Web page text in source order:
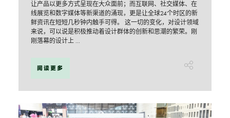
让产品以更多方式呈现在大众面前；而互联网、社交媒体、在
线展览和数字媒体等新渠道的涌现，更是让全球24个时区的新
鲜资讯在短短几秒钟内触手可得。 这一切的变化，对设计领域
来说，可以说是积极推动着设计群体的创新和思潮的繁荣。刚
刚落幕的设计上 ...
阅读更多